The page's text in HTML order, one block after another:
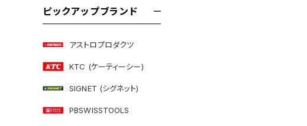
ピックアップブランド
アストロプロダクツ
KTC (ケーティーシー)
SIGNET (シグネット)
PBSWISSTOOLS